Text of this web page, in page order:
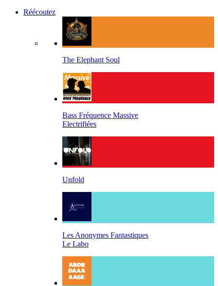
Réécoutez
The Elephant Soul
Bass Fréquence Massive
Electrifiées
Unfold
Les Anonymes Fantastiques
Le Labo